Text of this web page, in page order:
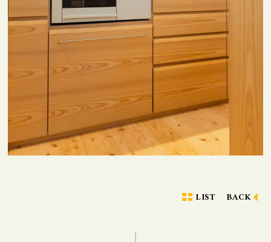
LIST BACK